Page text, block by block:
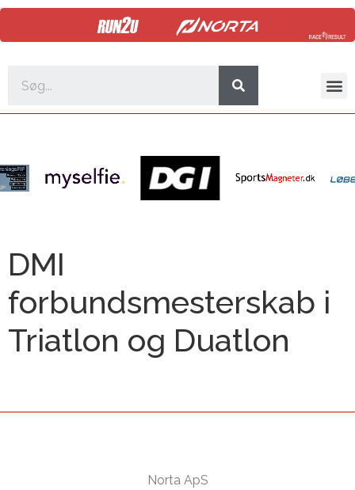
DMI
forbundsmesterskab i
Triatlon og Duatlon
Norta ApS